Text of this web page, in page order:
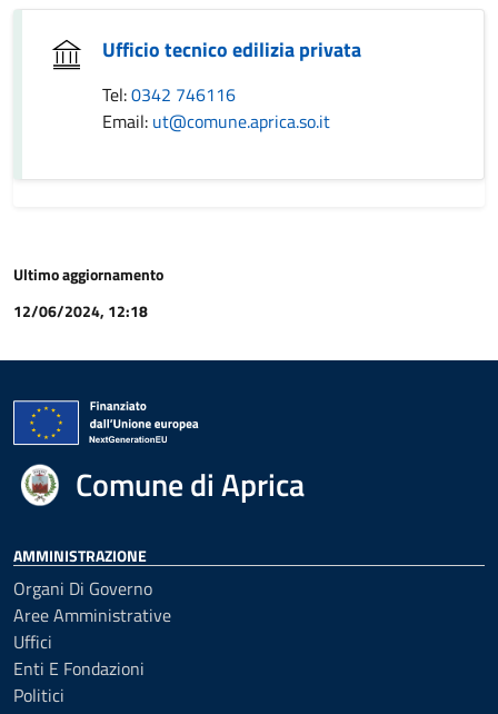
Ufficio tecnico edilizia privata
Tel:0342 746116
Email: ut@comune.aprica.so.it
Ultimo aggiornamento
12/06/2024, 12:18
Comune di Aprica
AMMINISTRAZIONE
Organi Di Governo
Aree Amministrative
Uffici
Enti E Fondazioni
Politici